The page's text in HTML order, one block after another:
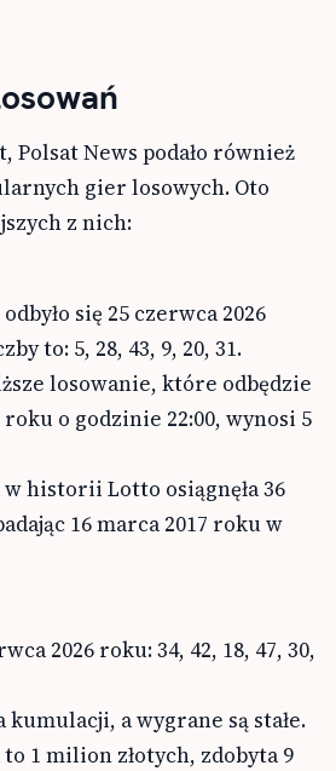
Polsat News podało również
gier losowych. Oto
z nich:
się 25 czerwca 2026
to: 5, 28, 43, 9, 20, 31.
losowanie, które odbędzie
roku o godzinie 22:00, wynosi 5
historii Lotto osiągnęła 36
16 marca 2017 roku w
2026 roku: 34, 42, 18, 47, 30,
a wygrane są stałe.
1 milion złotych, zdobyta 9